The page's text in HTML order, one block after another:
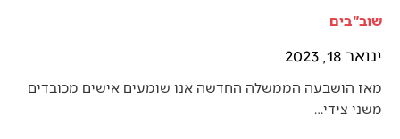
שוב"בים
ינואר 18, 2023
מאז הושבעה הממשלה החדשה אנו שומעים אישים מכובדים
משני צידי…